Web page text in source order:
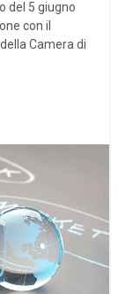
del 5 giugno
con il
Camera di